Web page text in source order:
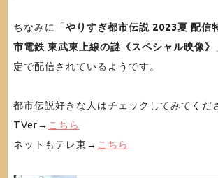
ちなみに「やりすぎ都市伝説 2023夏 配信
市電鉄 東武東上線の謎《スペシャル映像》
定で配信されているようです。
都市伝説好きな人はチェックしてみてくだ
TVer→ こちら
ネットもテレ東→ こちら